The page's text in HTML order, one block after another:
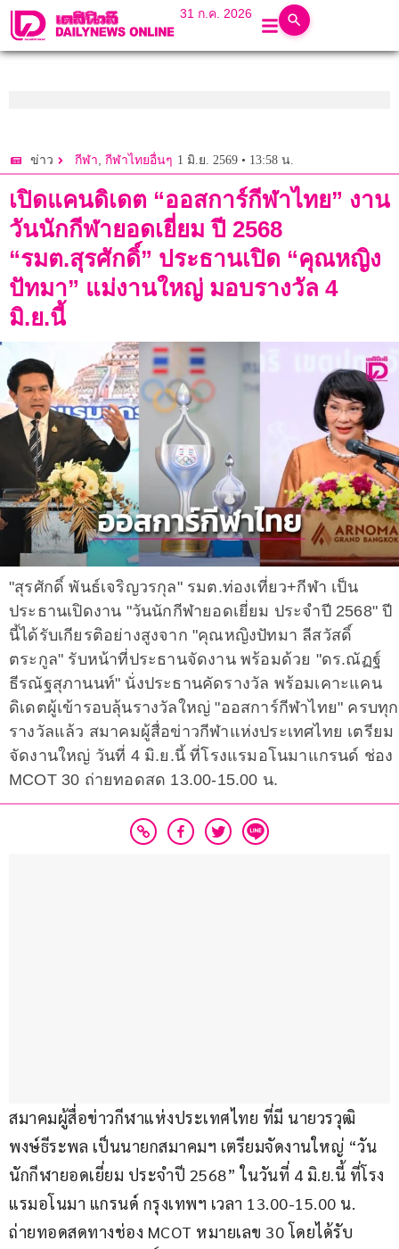
31 ก.ค. 2026
ข่าว กีฬา, กีฬาไทยอื่นๆ 1 มิ.ย. 2569 • 13:58 น.
เปิดแคนดิเดต “ออสการ์กีฬาไทย” งาน
วันนักกีฬายอดเยี่ยม ปี 2568
“รมต.สุรศักดิ์” ประธานเปิด “คุณหญิง
ปัทมา” แม่งานใหญ่ มอบรางวัล 4
มิ.ย.นี้
"สุรศักดิ์ พันธ์เจริญวรกุล" รมต.ท่องเที่ยว+กีฬา เป็น
ประธานเปิดงาน "วันนักกีฬายอดเยี่ยม ประจำปี 2568" ปี
นี้ได้รับเกียรติอย่างสูงจาก "คุณหญิงปัทมา ลีสวัสดิ์
ตระกูล" รับหน้าที่ประธานจัดงาน พร้อมด้วย "ดร.ณัฏฐ์
ธีรณัฐสุภานนท์" นั่งประธานคัดรางวัล พร้อมเคาะแคน
ดิเดตผู้เข้ารอบลุ้นรางวัลใหญ่ "ออสการ์กีฬาไทย" ครบทุก
รางวัลแล้ว สมาคมผู้สื่อข่าวกีฬาแห่งประเทศไทย เตรียม
จัดงานใหญ่ วันที่ 4 มิ.ย.นี้ ที่โรงแรมอโนมาแกรนด์ ช่อง
MCOT 30 ถ่ายทอดสด 13.00-15.00 น.
สมาคมผู้สื่อข่าวกีฬาแห่งประเทศไทย ที่มี นายวรวุฒิ
พงษ์ธีระพล เป็นนายกสมาคมฯ เตรียมจัดงานใหญ่ “วัน
นักกีฬายอดเยี่ยม ประจำปี 2568” ในวันที่ 4 มิ.ย.นี้ ที่โรง
แรมอโนมา แกรนด์ กรุงเทพฯ เวลา 13.00-15.00 น.
ถ่ายทอดสดทางช่อง MCOT หมายเลข 30 โดยได้รับ